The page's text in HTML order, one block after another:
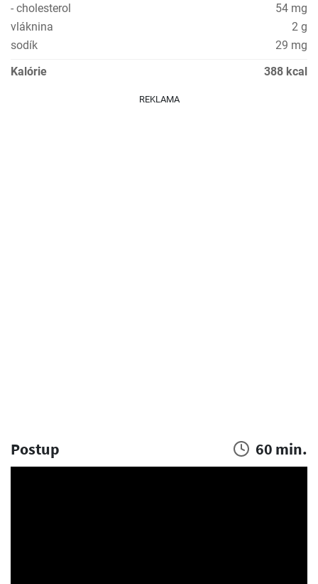
- cholesterol
54 mg
vláknina
2 g
sodík
29 mg
Kalórie
388 kcal
REKLAMA
Postup 60 min.